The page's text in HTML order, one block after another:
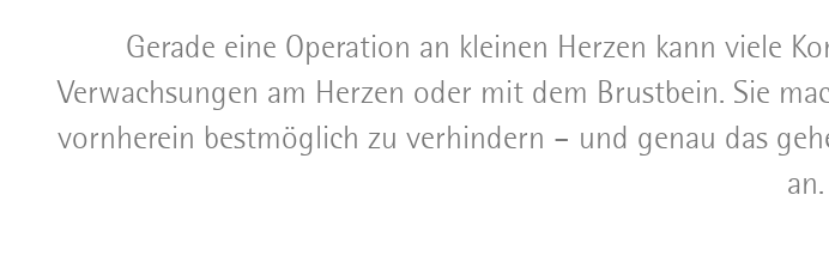
Gerade eine Operation an kleinen Herzen kann viele
Verwachsungen am Herzen oder mit dem Brustbein. Sie
vornherein bestmöglich zu verhindern – und genau das
an.